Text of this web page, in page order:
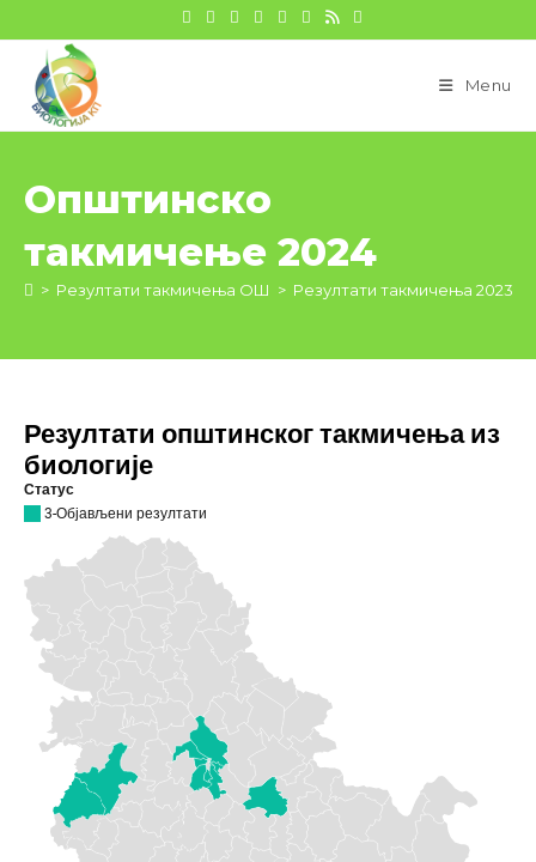
Menu
Општинско
такмичење 2024
> Резултати такмичења ОШ > Резултати такмичења 2023/